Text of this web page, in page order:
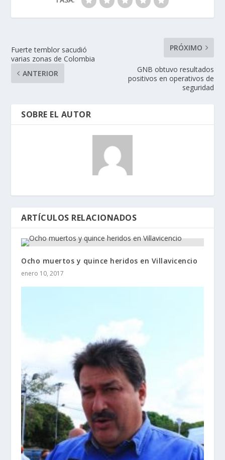
Fuerte temblor sacudió
varias zonas de Colombia
ANTERIOR
PRÓXIMO
GNB obtuvo resultados
positivos en operativos de
seguridad
SOBRE EL AUTOR
ARTÍCULOS RELACIONADOS
Ocho muertos y quince heridos en Villavicencio
enero 10, 2017